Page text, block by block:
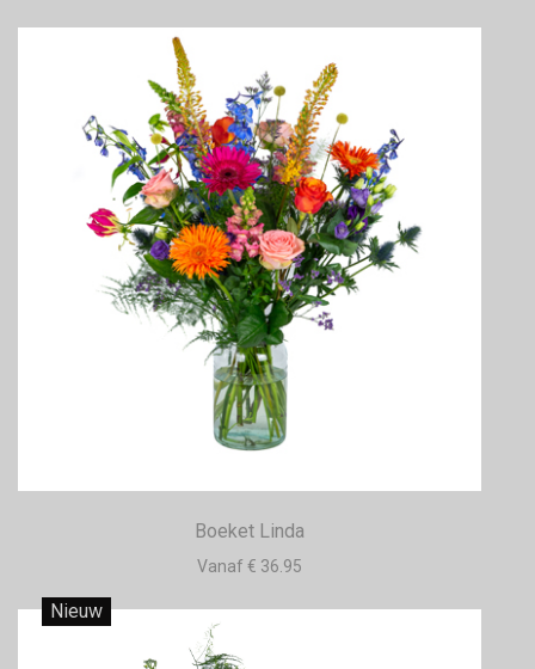
Boeket Linda
Vanaf € 36.95
Nieuw